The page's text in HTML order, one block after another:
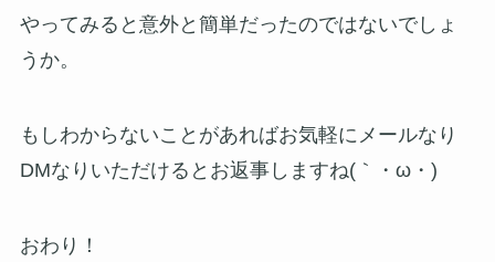
やってみると意外と簡単だったのではないでしょ
うか。
もしわからないことがあればお気軽にメールなり
DMなりいただけるとお返事しますね(｀・ω・)ゞ
おわり！